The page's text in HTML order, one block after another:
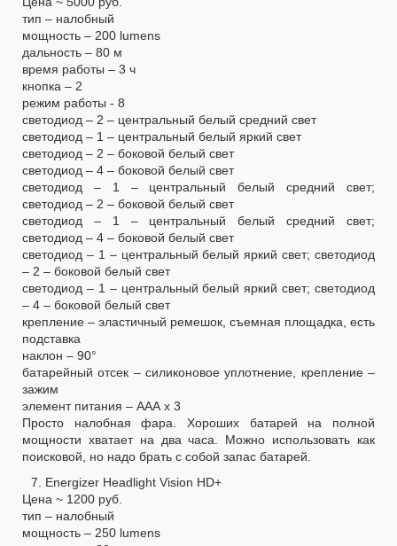
тип – налобный
мощность – 200 lumens
дальность – 80 м
время работы – 3 ч
кнопка – 2
режим работы - 8
светодиод – 2 – центральный белый средний свет
светодиод – 1 – центральный белый яркий свет
светодиод – 2 – боковой белый свет
светодиод – 4 – боковой белый свет
светодиод – 1 – центральный белый средний свет;
светодиод – 2 – боковой белый свет
светодиод – 1 – центральный белый средний свет;
светодиод – 4 – боковой белый свет
светодиод – 1 – центральный белый яркий свет; светодиод
– 2 – боковой белый свет
светодиод – 1 – центральный белый яркий свет; светодиод
– 4 – боковой белый свет
крепление – эластичный ремешок, съемная площадка, есть
подставка
наклон – 90°
батарейный отсек – силиконовое уплотнение, крепление –
зажим
элемент питания – ААА х 3
Просто налобная фара. Хороших батарей на полной
мощности хватает на два часа. Можно использовать как
поисковой, но надо брать с собой запас батарей.
7. Energizer Headlight Vision HD+
Цена ~ 1200 руб.
тип – налобный
мощность – 250 lumens